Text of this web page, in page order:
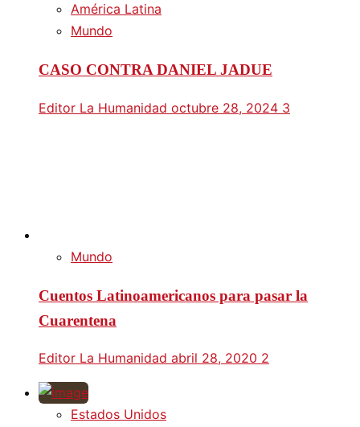
América Latina
Mundo
CASO CONTRA DANIEL JADUE
Editor La Humanidad octubre 28, 2024 3
Mundo
Cuentos Latinoamericanos para pasar la
Cuarentena
Editor La Humanidad abril 28, 2020 2
Estados Unidos